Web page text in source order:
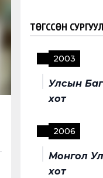
ТӨГССӨН
2003
Улсын
хот
2006
Монгол
хот